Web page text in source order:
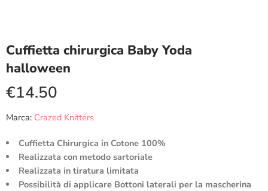
Cuffietta chirurgica Baby Yoda
halloween
€14.50
Marca: Crazed Knitters
Cuffietta Chirurgica in Cotone 100%
Realizzata con metodo sartoriale
Realizzata in tiratura limitata
Possibilità di applicare Bottoni laterali per la mascherina